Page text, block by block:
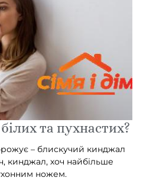
та пухнастих?
– блискучий кинджал
кинджал, хоч найбільше
ножем.